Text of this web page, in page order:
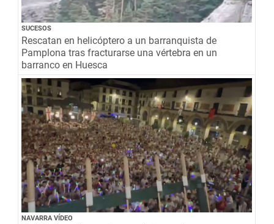
SUCESOS
Rescatan en helicóptero a un barranquista de
Pamplona tras fracturarse una vértebra en un
barranco en Huesca
NAVARRA VÍDEO